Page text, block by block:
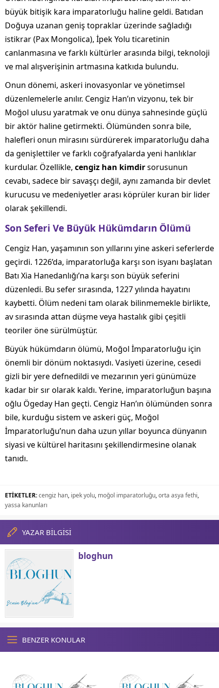
büyük bitişik kara imparatorluğu haline geldi. Batıdan
Doğuya uzanan geniş topraklar üzerinde sağladığı
istikrar (Pax Mongolica), İpek Yolu ticaretinin
canlanmasına ve farklı kültürler arasında bilgi, teknoloji
ve mal alışverişinin artmasına katkıda bulundu.
Onun dönemi, askeri inovasyonlar ve yönetimsel
düzenlemelerle anılır. Cengiz Han’ın vizyonu, tek bir
Moğol ulusu yaratmak ve onu dünya sahnesinde güçlü
bir aktör haline getirmekti. Ölümünden sonra bile,
halefleri onun mirasını sürdürerek imparatorluğu daha
da genişlettiler ve farklı coğrafyalarda yeni hanlıklar
kurdular. Özellikle, cengiz han kimdirsorusunun
cevabı, sadece bir savaşçı değil, aynı zamanda bir devlet
kurucusu ve medeniyetler arası köprüler kuran bir lider
olarak şekillendi.
Son Seferi Ve Büyük Hükümdarın Ölümü
Cengiz Han, yaşamının son yıllarını yine askeri seferlerde
geçirdi. 1226’da, imparatorluğa karşı son isyanı başlatan
Batı Xia Hanedanlığı’na karşı son büyük seferini
düzenledi. Bu sefer sırasında, 1227 yılında hayatını
kaybetti. Ölüm nedeni tam olarak bilinmemekle birlikte,
av sırasında attan düşme veya hastalık gibi çeşitli
teoriler öne sürülmüştür.
Büyük hükümdarın ölümü, Moğol İmparatorluğu için
önemli bir dönüm noktasıydı. Vasiyeti üzerine, cesedi
gizli bir yere defnedildi ve mezarının yeri günümüze
kadar bir sır olarak kaldı. Yerine, imparatorluğun başına
oğlu Ögeday Han geçti. Cengiz Han’ın ölümünden sonra
bile, kurduğu sistem ve askeri güç, Moğol
İmparatorluğu’nun daha uzun yıllar boyunca dünyanın
siyasi ve kültürel haritasını şekillendirmesine olanak
tanıdı.
ETİKETLER:cengiz han, ipek yolu, moğol imparatorluğu,orta asya fethi,
yassa kanunları
YAZAR BİLGİSİ
bloghun
BENZER KONULAR